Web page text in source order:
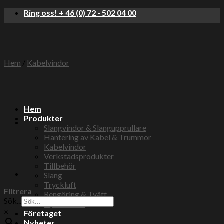
Skip
to
Ring oss! + 46 (0) 72 - 502 04 00
Hem
Produkter
Slangvindor & Slangupprullare
Hantering av Kabel & Trummor
Kabelvindor
Verkstadsprodukter
Tillbehör
Slang
Tryckluft
Rengöring & Tvätt
Företaget
Hem / Kabelvindor
Filtrera
Sök...
×